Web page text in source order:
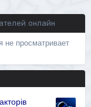
онлайн
не просматривает